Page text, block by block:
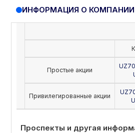
ИНФОРМАЦИЯ О КОМПАНИИ
Простые акции
Привилегированные акции
Проспекты и другая